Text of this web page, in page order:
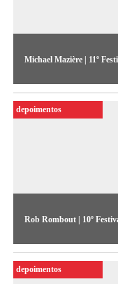
Michael Mazière | 11º
Na entrevista, o
nova geração de
exibido em galerias e
Rob Rombout | 10º
O holandês Rob
documentário. Mais do
mostrar uma visão
depoimentos
depoimentos